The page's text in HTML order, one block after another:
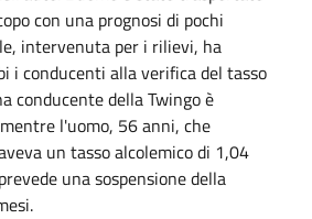
con una prognosi di pochi
intervenuta per i rilievi, ha
i conducenti alla verifica del tasso
conducente della Twingo è
l'uomo, 56 anni, che
un tasso alcolemico di 1,04
una sospensione della